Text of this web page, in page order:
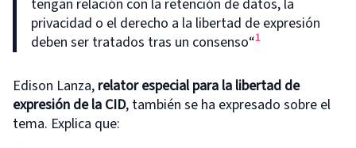
tengan relación con la retención de datos, la
privacidad o el derecho a la libertad de expresión
deben ser tratados tras un consenso“1
Edison Lanza, relator especial para la libertad de
expresión de la CID, también se ha expresado sobre el
tema. Explica que: